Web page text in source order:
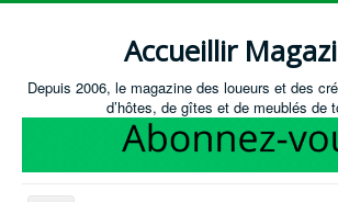
Accueillir
Depuis 2006, le magazine des loueurs et des
d’hôtes, de gîtes et de meublés de